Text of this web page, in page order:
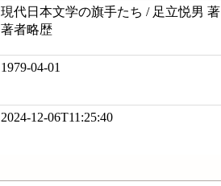
現代日本文学の旗手たち / 足立悦男 著
著者略歴
1979-04-01
2024-12-06T11:25:40